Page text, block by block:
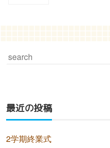
最近の投稿
2学期終業式